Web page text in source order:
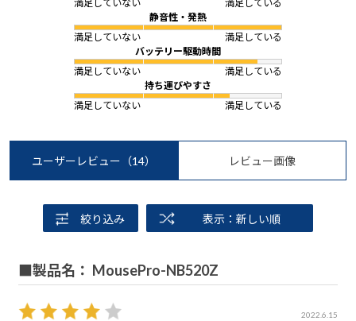
満足していない
満足している
静音性・発熱
満足していない
満足している
バッテリー駆動時間
満足していない
満足している
持ち運びやすさ
満足していない
満足している
ユーザーレビュー （14） レビュー画像
絞り込み 表示：新しい順
■製品名： MousePro-NB520Z
2022.6.15